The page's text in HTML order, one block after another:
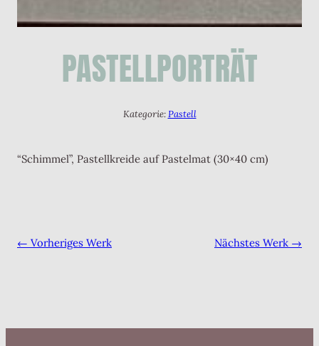
PASTELLPORTRÄT
Kategorie:Pastell
“Schimmel”, Pastellkreide auf Pastelmat (30×40 cm)
← Vorheriges Werk Nächstes Werk →